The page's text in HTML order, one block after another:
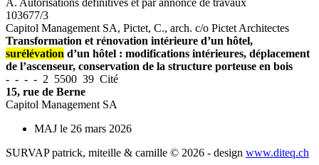
A. Autorisations définitives et par annonce de travaux
103677/3
Capitol Management SA, Pictet, C., arch. c/o Pictet Architectes
Transformation et rénovation intérieure d’un hôtel,
surélévation d’un hôtel : modifications intérieures, déplacement
de l’ascenseur, conservation de la structure porteuse en bois
- - - - 2 5500 39 Cité
15, rue de Berne
Capitol Management SA
MAJ le 26 mars 2026
SURVAP patrick, miteille & camille © 2026 - design www.diteq.ch